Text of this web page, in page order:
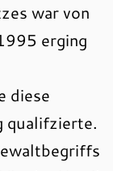
war von
erging
diese
qualifzierte.